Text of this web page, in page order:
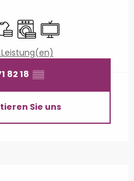
und Laken
Waschmaschine
Fernsehen
82 18 ▒▒
Sie uns